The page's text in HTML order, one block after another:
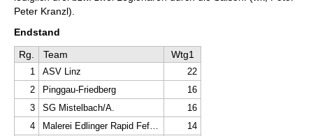
Peter Kranzl).
Endstand
Rg.
Team Wtg1
1 ASV Linz
22
2
Pinggau-Friedberg
16
3
SG Mistelbach/A.
16
4
Malerei Edlinger Rapid Feffernitz
14